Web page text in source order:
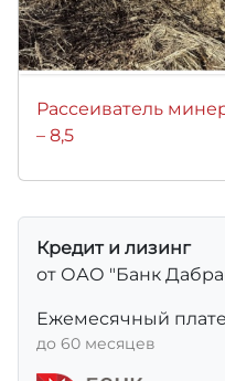
Рассеиватель
– 8,5
Кредит и лизинг
от ОАО "Банк
Ежемесячный
до 60 месяцев